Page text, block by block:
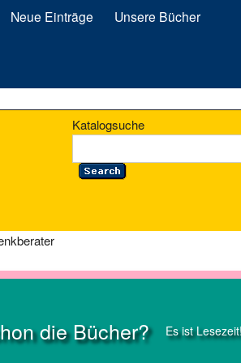
Neue Einträge Unsere Bücher
Katalogsuche
die Bücher? Es ist